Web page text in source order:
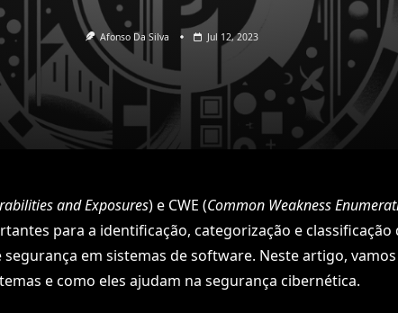
Afonso Da Silva Jul 12, 2023
and Exposures) e CWE (Common Weakness
para a identificação, categorização e classificação
em sistemas de software. Neste artigo,
e como eles ajudam na segurança cibernética.